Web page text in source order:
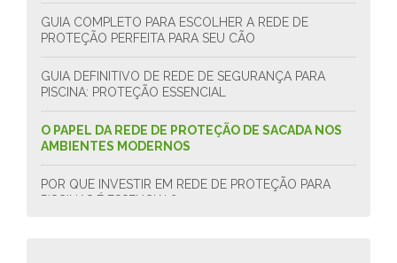
GUIA COMPLETO PARA ESCOLHER A REDE DE
PROTEÇÃO PERFEITA PARA SEU CÃO
GUIA DEFINITIVO DE REDE DE SEGURANÇA PARA
PISCINA: PROTEÇÃO ESSENCIAL
O PAPEL DA REDE DE PROTEÇÃO DE SACADA NOS
AMBIENTES MODERNOS
POR QUE INVESTIR EM REDE DE PROTEÇÃO PARA
PISCINAS É ESSENCIAL?